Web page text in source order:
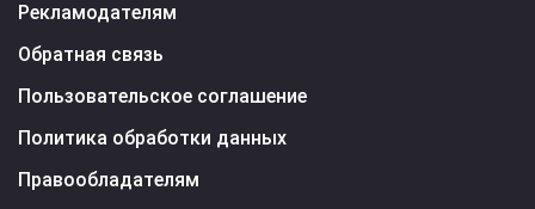
Рекламодателям
Обратная связь
Пользовательское соглашение
Политика обработки данных
Правообладателям